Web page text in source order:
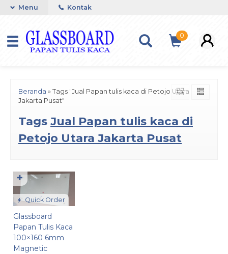
Menu Kontak
0
Beranda » Tags "Jual Papan tulis kaca di Petojo Utara
Jakarta Pusat"
Tags Jual Papan tulis kaca di
Petojo Utara Jakarta Pusat
Quick Order
Glassboard
Papan Tulis Kaca
100×160 6mm
Magnetic
✚